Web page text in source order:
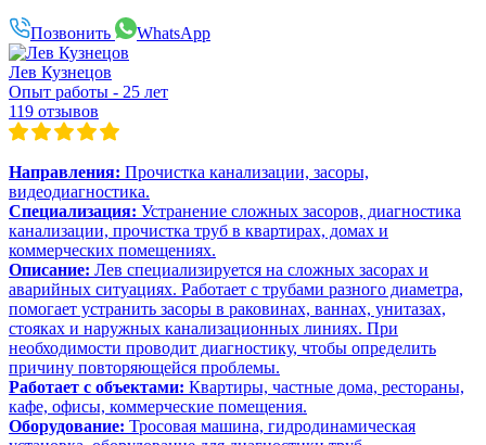
Позвонить WhatsApp
Лев Кузнецов
Опыт работы - 25 лет
119 отзывов
Направления: Прочистка канализации, засоры,
видеодиагностика.
Специализация: Устранение сложных засоров, диагностика
канализации, прочистка труб в квартирах, домах и
коммерческих помещениях.
Описание: Лев специализируется на сложных засорах и
аварийных ситуациях. Работает с трубами разного диаметра,
помогает устранить засоры в раковинах, ваннах, унитазах,
стояках и наружных канализационных линиях. При
необходимости проводит диагностику, чтобы определить
причину повторяющейся проблемы.
Работает с объектами: Квартиры, частные дома, рестораны,
кафе, офисы, коммерческие помещения.
Оборудование: Тросовая машина, гидродинамическая